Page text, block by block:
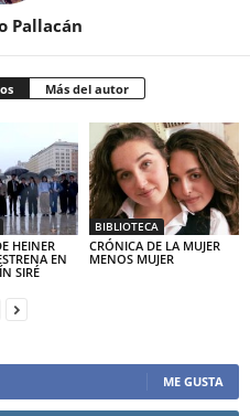
Pallacán
Más del autor
HEINER
EN
SIRÉ
BIBLIOTECA
CRÓNICA DE LA MUJER
MENOS MUJER
ME GUSTA